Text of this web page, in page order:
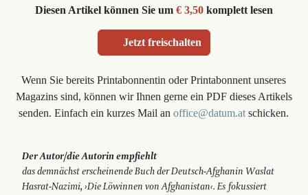
Diesen Artikel können Sie um € 3,50komplett lesen
Jetzt freischalten
Wenn Sie bereits Printabonnentin oder Printabonnent unseres
Magazins sind, können wir Ihnen gerne ein PDF dieses Artikels
senden. Einfach ein kurzes Mail anoffice@datum.at schicken.
Der Autor/die Autorin empfiehlt
das demnächst erscheinende Buch der Deutsch-Afghanin Waslat
Hasrat-Nazimi, ›Die Löwinnen von Afghanistan‹. Es fokussiert